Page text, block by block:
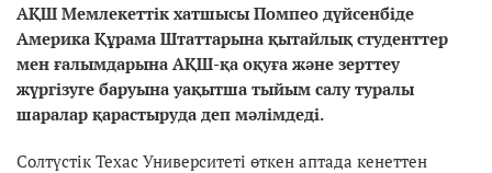
АҚШ Мемлекеттік хатшысы Помпео дүйсенбіде
Америка Құрама Штаттарына қытайлық студенттер
мен ғалымдарына АҚШ-қа оқуға және зерттеу
жүргізуге баруына уақытша тыйым салу туралы
шаралар қарастыруда деп мәлімдеді.
Солтүстік Техас Университеті өткен аптада кенеттен